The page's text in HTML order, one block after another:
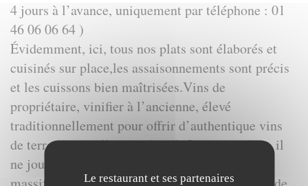
Le restaurant et ses partenaires
4 jours à l’avance, uniquement par téléphone : 01
46 06 06 64 )
Évidemment, ici, tous nos plats sont élaborés et
cuisinés sur place,les assaisonnements sont précis
et les cuissons bien maîtrisées.Vins de
propriétaire, vinifier à l’ancienne, élevé
traditionnellement pour offrir d’authentique vins
de terroir naturellement fruité. Quant au décor, il
ne joue pas une partition différente : le parquet